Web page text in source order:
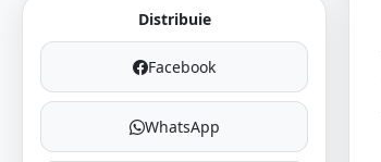
Distribuie
Facebook
WhatsApp